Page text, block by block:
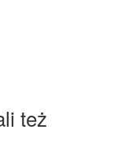
też